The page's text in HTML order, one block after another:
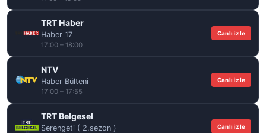
TRT Haber
Haber 17
17:00 – 18:00
Canlı izle
NTV
Haber Bülteni
17:00 – 17:55
Canlı izle
TRT Belgesel
Serengeti ( 2.sezon ) Canlı izle